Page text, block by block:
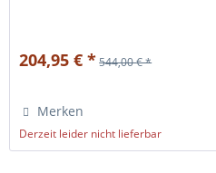
204,95 € *544,00 € *
Merken
Derzeit leider nicht lieferbar